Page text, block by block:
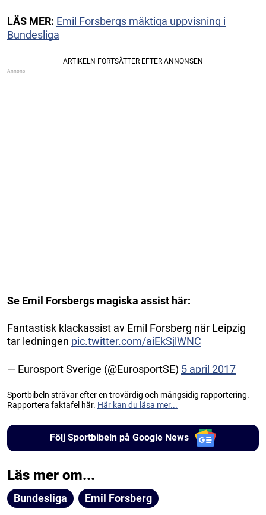
LÄS MER: Emil Forsbergs mäktiga uppvisning i
Bundesliga
Se Emil Forsbergs magiska assist här:
Fantastisk klackassist av Emil Forsberg när Leipzig
tar ledningen pic.twitter.com/aiEkSjlWNC
— Eurosport Sverige (@EurosportSE) 5 april 2017
Sportbibeln strävar efter en trovärdig och mångsidig rapportering.
Rapportera faktafel här. Här kan du läsa mer...
Följ Sportbibeln på Google News
Läs mer om...
Bundesliga Emil Forsberg